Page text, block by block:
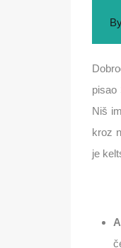
pisao
Niš
kroz
je